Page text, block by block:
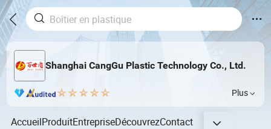
Shanghai CangGu Plastic Technology Co., Ltd.
Plus
AccueilProduitEntrepriseDécouvrezContact